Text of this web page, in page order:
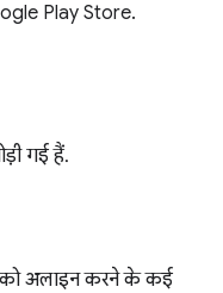
Play Store.
गई हैं.
को अलाइन करने के कई